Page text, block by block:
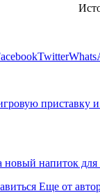
Twitter
приставку
новый напиток для
Еще от